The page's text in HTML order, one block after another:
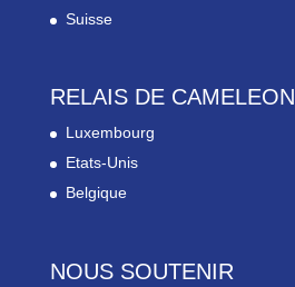
Suisse
RELAIS DE CAMELEON
Luxembourg
Etats-Unis
Belgique
NOUS SOUTENIR